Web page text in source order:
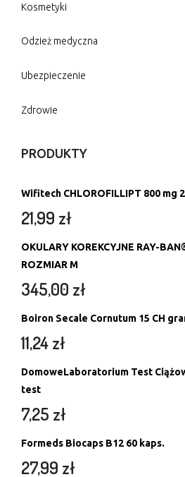
Kosmetyki
Odzież medyczna
Ubezpieczenie
Zdrowie
PRODUKTY
Wifitech CHLOROFILLIPT 800 mg
21,99 zł
OKULARY KOREKCYJNE RAY-
ROZMIAR M
345,00 zł
Boiron Secale Cornutum 15 CH
11,24zł
DomoweLaboratorium Test
test
7,25 zł
Formeds Biocaps B12 60 kaps.
27,99 zł